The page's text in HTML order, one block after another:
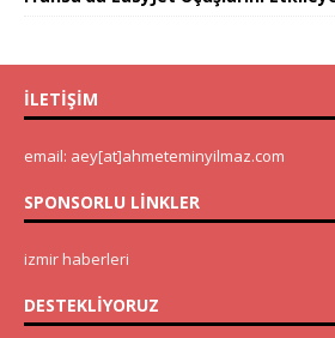
İLETIŞIM
email: aey[at]ahmeteminyilmaz.com
SPONSORLU LINKLER
izmir haberleri
DESTEKLIYORUZ